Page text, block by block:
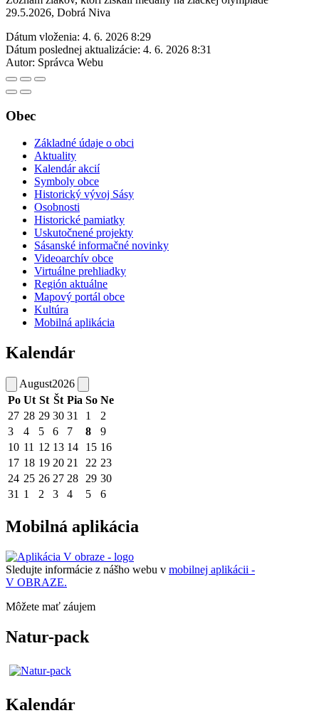
29.5.2026, Dobrá Niva
Dátum vloženia: 4. 6. 2026 8:29
Dátum poslednej aktualizácie: 4. 6. 2026 8:31
Autor: Správca Webu
Obec
Základné údaje o obci
Aktuality
Kalendár akcií
Symboly obce
Historický vývoj Sásy
Osobnosti
Historické pamiatky
Uskutočnené projekty
Sásanské informačné novinky
Videoarchív obce
Virtuálne prehliadky
Región aktuálne
Mapový portál obce
Kultúra
Mobilná aplikácia
Kalendár
August2026
Po Ut St Št Pia So Ne
27 28 29 30 31 1
2
3
4 5 6 7 8
9
10 11 12 13 14 15 16
17 18 19 20 21 22 23
24 25 26 27 28 29 30
31 1 2 3 4 5 6
Mobilná aplikácia
Sledujte informácie z nášho webu v mobilnej aplikácii -
V OBRAZE.
Môžete mať záujem
Natur-pack
Kalendár